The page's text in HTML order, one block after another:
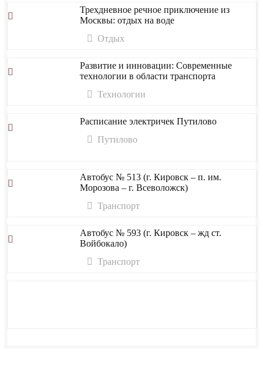
Трехдневное речное приключение из
Москвы: отдых на воде
Отдых
Развитие и инновации: Современные
технологии в области транспорта
Технологии
Расписание электричек Путилово
Путилово
Автобус № 513 (г. Кировск – п. им.
Морозова – г. Всеволожск)
Транспорт
Автобус № 593 (г. Кировск – жд ст.
Войбокало)
Транспорт